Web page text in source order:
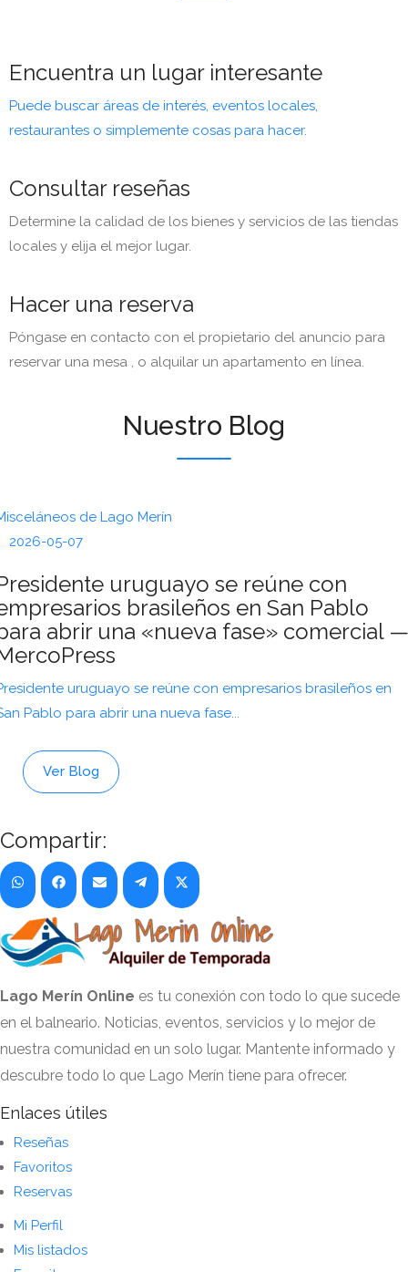
Encuentra un lugar interesante
Puede buscar áreas de interés, eventos locales,
restaurantes o simplemente cosas para hacer.
Consultar reseñas
Determine la calidad de los bienes y servicios de las tiendas
locales y elija el mejor lugar.
Hacer una reserva
Póngase en contacto con el propietario del anuncio para
reservar una mesa , o alquilar un apartamento en línea.
Nuestro Blog
de Lago Merín
2026-05-07
uruguayo se reúne con
brasileños en San Pablo
abrir una «nueva fase» comercial —
uruguayo se reúne con empresarios brasileños en
Pablo para abrir una nueva fase...
Ver Blog
Compartir:
Share
on
WhatsApp
Share
on
Facebook
Share
on
Email
Share
on
Telegram
on
X
(Twitter)
Lago Merín Online es tu conexión con todo lo que sucede
en el balneario. Noticias, eventos, servicios y lo mejor de
nuestra comunidad en un solo lugar. Mantente informado y
descubre todo lo que Lago Merín tiene para ofrecer.
Enlaces útiles
Reseñas
Favoritos
Reservas
Mi Perfil
Mis listados